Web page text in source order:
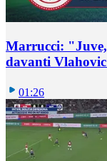
Marrucci: "Juve,
davanti
01:26